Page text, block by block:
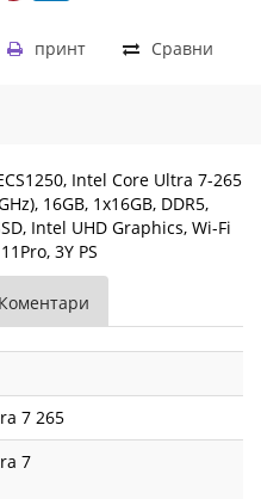
Сравни
принт
Intel Core Ultra 7-265
16GB, 1x16GB, DDR5,
Intel UHD Graphics, Wi-Fi
3Y PS
Коментари
7 265
7